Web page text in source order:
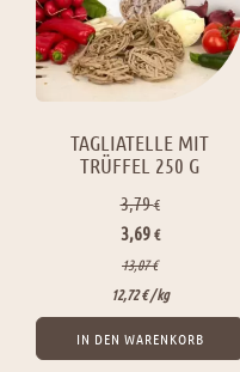
TAGLIATELLE MIT
TRÜFFEL 250 G
3,79€
Ursprünglicher
Preis
war:
3,79 €
3,69€Aktueller
Preis
ist:
3,69 €.
13,07€
12,72€/ kg
IN DEN WARENKORB